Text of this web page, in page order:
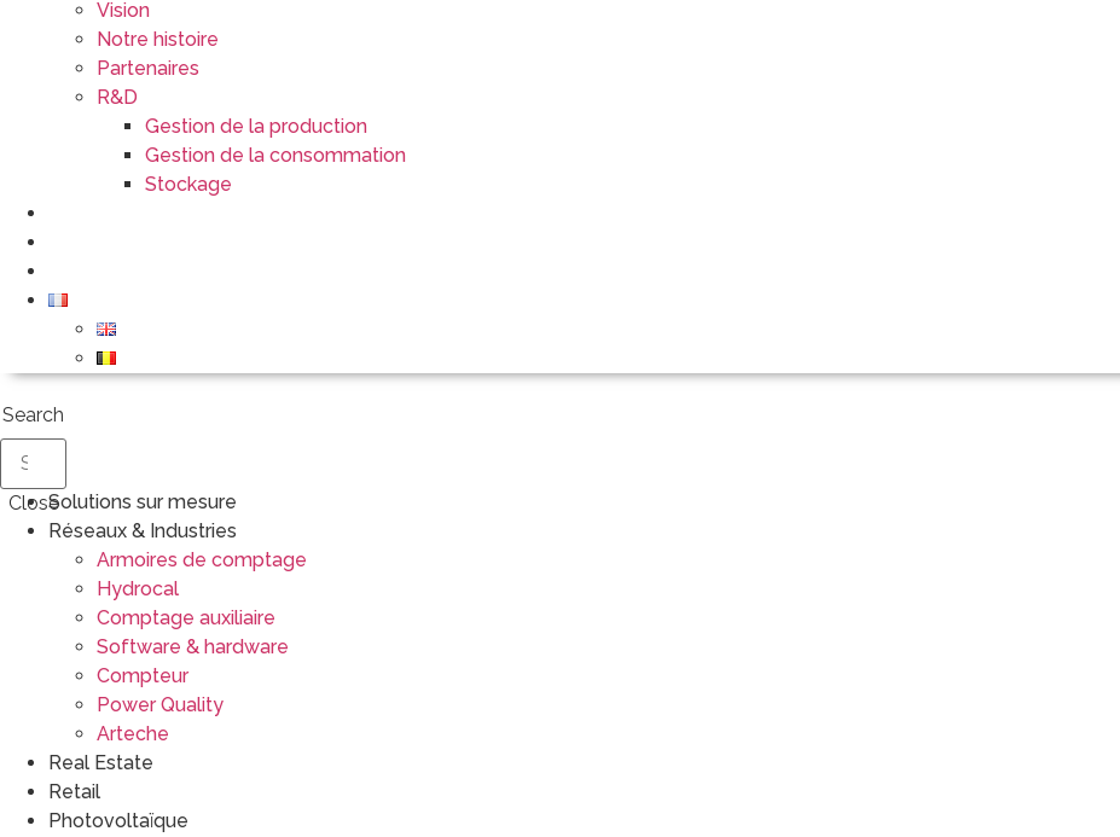
Vision
Notre histoire
Partenaires
R&D
Gestion de la production
Gestion de la consommation
Stockage
Search
CloseSolutions sur mesure
Réseaux & Industries
Armoires de comptage
Hydrocal
Comptage auxiliaire
Software & hardware
Compteur
Power Quality
Arteche
Real Estate
Retail
Photovoltaïque